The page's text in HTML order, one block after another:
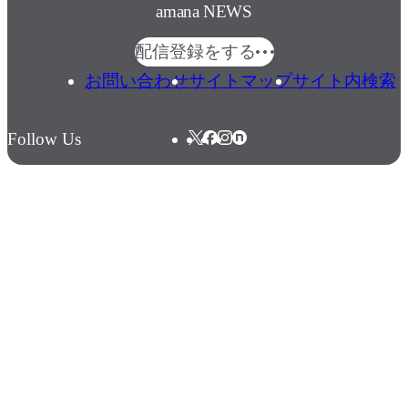
amana NEWS
配信登録をする
お問い合わせサイトマップサイト内検索
Follow Us